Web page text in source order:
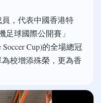
，代表中國香港特
足球國際公開賽」
Soccer Cup)的全場總冠
校增添殊榮，更為香